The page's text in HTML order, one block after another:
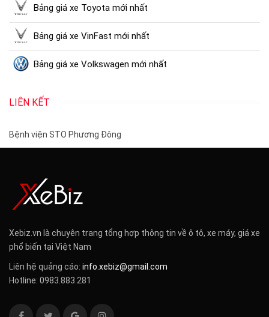
Bảng giá xe Toyota mới nhất
Bảng giá xe VinFast mới nhất
Bảng giá xe Volkswagen mới nhất
LIÊN KẾT
Bệnh viện STO Phương Đông
Xebiz.vn là chuyên trang tổng hợp thông tin về ô tô, xe máy, giá xe
phổ biến tại Việt Nam
Liên hệ quảng cáo: info.xebiz@gmail.com
Hotline: 0983.883.281